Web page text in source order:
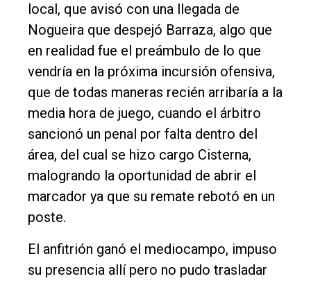
Balcarce
Inicio
Tendencia
Int.
General
Política
Cultura
Entrevistas
Rural
Deportes
local, que avisó con una llegada de
Nogueira que despejó Barraza, algo que
en realidad fue el preámbulo de lo que
vendría en la próxima incursión ofensiva,
que de todas maneras recién arribaría a la
media hora de juego, cuando el árbitro
sancionó un penal por falta dentro del
área, del cual se hizo cargo Cisterna,
malogrando la oportunidad de abrir el
marcador ya que su remate rebotó en un
poste.
El anfitrión ganó el mediocampo, impuso
su presencia allí pero no pudo trasladar